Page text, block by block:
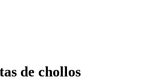
de chollos